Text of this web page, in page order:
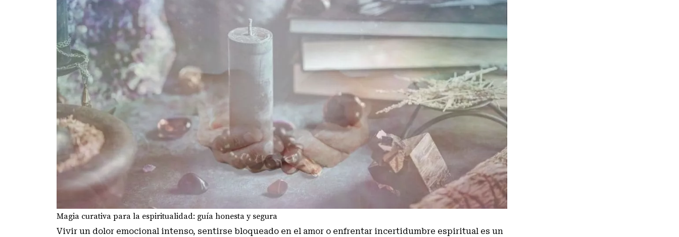
Magia curativa para la espiritualidad: guía honesta y segura
Vivir un dolor emocional intenso, sentirse bloqueado en el amor o enfrentar incertidumbre espiritual es un